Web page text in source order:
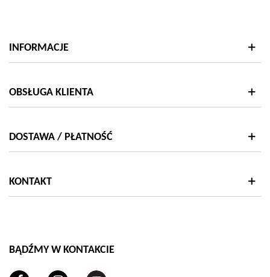
INFORMACJE
OBSŁUGA KLIENTA
DOSTAWA / PŁATNOŚĆ
KONTAKT
BĄDŹMY W KONTAKCIE